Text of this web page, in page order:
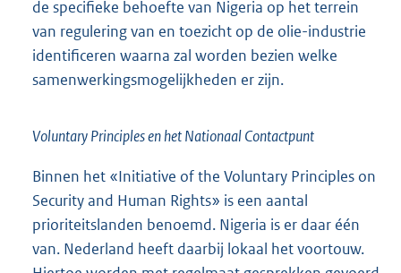
de specifieke behoefte van Nigeria op het terrein
van regulering van en toezicht op de olie-industrie
identificeren waarna zal worden bezien welke
samenwerkingsmogelijkheden er zijn.
Voluntary Principles en het Nationaal Contactpunt
Binnen het «Initiative of the Voluntary Principles on
Security and Human Rights» is een aantal
prioriteitslanden benoemd. Nigeria is er daar één
van. Nederland heeft daarbij lokaal het voortouw.